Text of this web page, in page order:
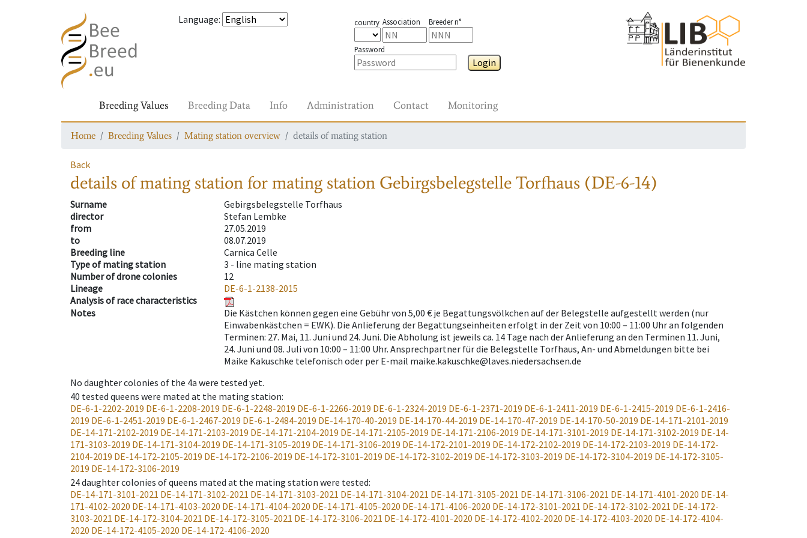
Language: country Association Breeder n°
Password
Login
Breeding Values Breeding Data Info Administration Contact Monitoring
Home Breeding Values Mating station overview details of mating station
Back
details of mating stationfor mating station Gebirgsbelegstelle Torfhaus (DE-6-14)
Surname
Gebirgsbelegstelle Torfhaus
director
Stefan Lembke
from
27.05.2019
to
08.07.2019
Breeding line
Carnica Celle
Type of mating station
3 - line mating station
Number of drone colonies
12
Lineage
DE-6-1-2138-2015
Analysis of race characteristics
Notes
Die Kästchen können gegen eine Gebühr von 5,00 € je Begattungsvölkchen auf der Belegstelle aufgestellt werden (nur
Einwabenkästchen = EWK). Die Anlieferung der Begattungseinheiten erfolgt in der Zeit von 10:00 – 11:00 Uhr an folgenden
Terminen: 27. Mai, 11. Juni und 24. Juni. Die Abholung ist jeweils ca. 14 Tage nach der Anlieferung an den Terminen 11. Juni,
24. Juni und 08. Juli von 10:00 – 11:00 Uhr. Ansprechpartner für die Belegstelle Torfhaus, An- und Abmeldungen bitte bei
Maike Kakuschke telefonisch oder per E-mail maike.kakuschke@laves.niedersachsen.de
No daughter colonies of the 4a were tested yet.
40 tested queens were mated at the mating station:
DE-6-1-2202-2019 DE-6-1-2208-2019 DE-6-1-2248-2019 DE-6-1-2266-2019 DE-6-1-2324-2019 DE-6-1-2371-2019 DE-6-1-2411-2019 DE-6-1-2415-2019 DE-6-1-2416-
2019 DE-6-1-2451-2019 DE-6-1-2467-2019 DE-6-1-2484-2019 DE-14-170-40-2019 DE-14-170-44-2019 DE-14-170-47-2019 DE-14-170-50-2019 DE-14-171-2101-2019
DE-14-171-2102-2019 DE-14-171-2103-2019 DE-14-171-2104-2019 DE-14-171-2105-2019 DE-14-171-2106-2019 DE-14-171-3101-2019 DE-14-171-3102-2019 DE-14-
171-3103-2019 DE-14-171-3104-2019 DE-14-171-3105-2019 DE-14-171-3106-2019 DE-14-172-2101-2019 DE-14-172-2102-2019 DE-14-172-2103-2019 DE-14-172-
2104-2019 DE-14-172-2105-2019 DE-14-172-2106-2019 DE-14-172-3101-2019 DE-14-172-3102-2019 DE-14-172-3103-2019 DE-14-172-3104-2019 DE-14-172-3105-
2019 DE-14-172-3106-2019
24daughter colonies of queens mated at the mating station were tested:
DE-14-171-3101-2021 DE-14-171-3102-2021 DE-14-171-3103-2021 DE-14-171-3104-2021 DE-14-171-3105-2021 DE-14-171-3106-2021 DE-14-171-4101-2020 DE-14-
171-4102-2020 DE-14-171-4103-2020 DE-14-171-4104-2020 DE-14-171-4105-2020 DE-14-171-4106-2020 DE-14-172-3101-2021 DE-14-172-3102-2021 DE-14-172-
3103-2021 DE-14-172-3104-2021 DE-14-172-3105-2021 DE-14-172-3106-2021 DE-14-172-4101-2020 DE-14-172-4102-2020 DE-14-172-4103-2020 DE-14-172-4104-
2020 DE-14-172-4105-2020 DE-14-172-4106-2020